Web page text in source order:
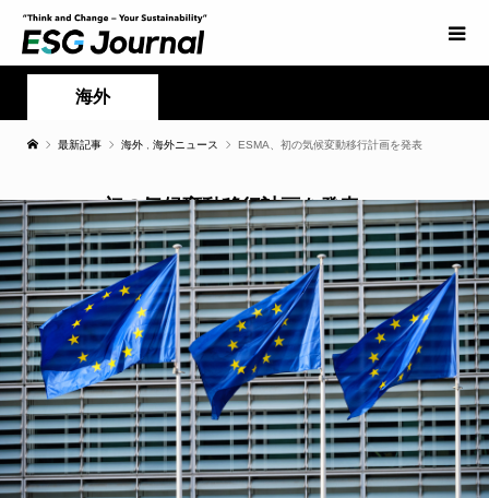
海外
最新記事 海外 海外ニュース ESMA、初の気候変動移行計画を発表
ESMA、初の気候変動移行計画を発表